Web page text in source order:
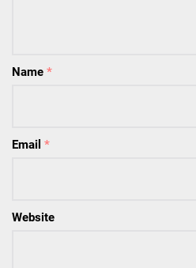
Name *
Email *
Website